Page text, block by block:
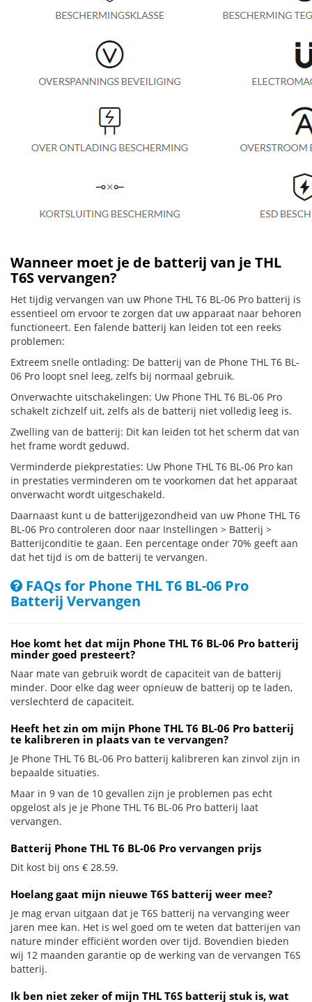
Wanneer moet je de batterij van je THL
T6S vervangen?
Het tijdig vervangen van uw Phone THL T6 BL-06 Pro batterij is
essentieel om ervoor te zorgen dat uw apparaat naar behoren
functioneert. Een falende batterij kan leiden tot een reeks
problemen:
Extreem snelle ontlading: De batterij van de Phone THL T6 BL-
06 Pro loopt snel leeg, zelfs bij normaal gebruik.
Onverwachte uitschakelingen: Uw Phone THL T6 BL-06 Pro
schakelt zichzelf uit, zelfs als de batterij niet volledig leeg is.
Zwelling van de batterij: Dit kan leiden tot het scherm dat van
het frame wordt geduwd.
Verminderde piekprestaties: Uw Phone THL T6 BL-06 Pro kan
in prestaties verminderen om te voorkomen dat het apparaat
onverwacht wordt uitgeschakeld.
Daarnaast kunt u de batterijgezondheid van uw Phone THL T6
BL-06 Pro controleren door naar Instellingen > Batterij >
Batterijconditie te gaan. Een percentage onder 70% geeft aan
dat het tijd is om de batterij te vervangen.
FAQs for Phone THL T6 BL-06 Pro
Batterij Vervangen
Hoe komt het dat mijn Phone THL T6 BL-06 Pro batterij
minder goed presteert?
Naar mate van gebruik wordt de capaciteit van de batterij
minder. Door elke dag weer opnieuw de batterij op te laden,
verslechterd de capaciteit.
Heeft het zin om mijn Phone THL T6 BL-06 Pro batterij
te kalibreren in plaats van te vervangen?
Je Phone THL T6 BL-06 Pro batterij kalibreren kan zinvol zijn in
bepaalde situaties.
Maar in 9 van de 10 gevallen zijn je problemen pas echt
opgelost als je je Phone THL T6 BL-06 Pro batterij laat
vervangen.
Batterij Phone THL T6 BL-06 Pro vervangen prijs
Dit kost bij ons € 28.59.
Hoelang gaat mijn nieuwe T6S batterij weer mee?
Je mag ervan uitgaan dat je T6S batterij na vervanging weer
jaren mee kan. Het is wel goed om te weten dat batterijen van
nature minder efficiënt worden over tijd. Bovendien bieden
wij 12 maanden garantie op de werking van de vervangen T6S
batterij.
Ik ben niet zeker of mijn THL T6S batterij stuk is, wat